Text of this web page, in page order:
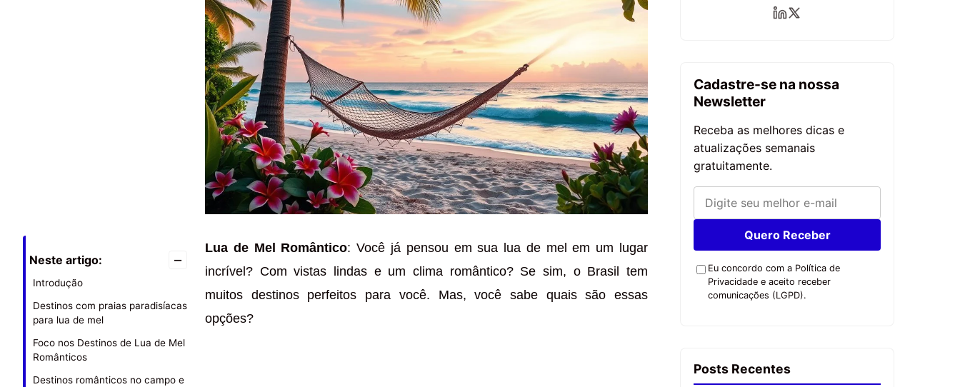
Neste artigo: –
Introdução
Destinos com praias paradisíacas
para lua de mel
Foco nos Destinos de Lua de Mel
Românticos
Destinos românticos no campo e
Lua de Mel Romântico: Você já pensou em sua lua de mel em um lugar
incrível? Com vistas lindas e um clima romântico? Se sim, o Brasil tem
muitos destinos perfeitos para você. Mas, você sabe quais são essas
opções?
Cadastre-se na nossa
Newsletter
Receba as melhores dicas e
atualizações semanais
gratuitamente.
Quero Receber
Eu concordo com a Política de
Privacidade e aceito receber
comunicações (LGPD).
Posts Recentes